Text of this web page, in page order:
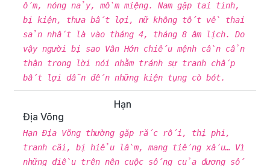
ốm, nóng nảy, mồm miệng. Nam gặp tai tinh,
bị kiện, thưa bất lợi, nữ không tốt về thai
sản nhất là vào tháng 4, tháng 8 âm lịch. Do
vậy người bị sao Vân Hớn chiếu mệnh cần cẩn
thận trong lời nói nhằm tránh sự tranh chấp
bất lợi dẫn đến những kiện tụng cò bót.
Hạn
Địa Võng
Hạn Địa Võng thường gặp rắc rối, thị phi,
tranh cãi, bị hiểu lầm, mang tiếng xấu… Vì
những điều trên nên cuộc sống của đương số